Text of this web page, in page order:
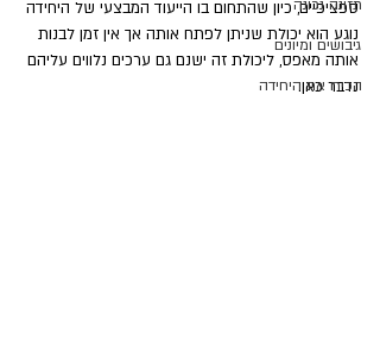
תזונה נכונה
גיבושים ומיונים
הכירו את היחידה
ספציפיים, כיון שהתחום בו הייעוד המבצעי של היחידה
נוגע הוא יכולת שניתן לפתח אותה אך אין זמן לבנות
אותה מאפס, ליכולת זה ישנם גם ערכים נלווים עליהם
נדבר כאן.